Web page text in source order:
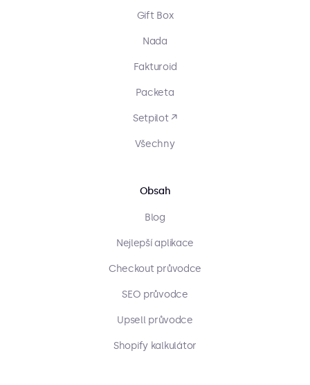
Gift Box
Nada
Fakturoid
Packeta
Setpilot ↗
Všechny
Obsah
Blog
Nejlepší aplikace
Checkout průvodce
SEO průvodce
Upsell průvodce
Shopify kalkulátor